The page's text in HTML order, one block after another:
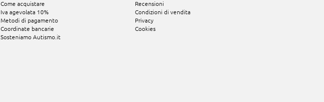
Come acquistare
Iva agevolata 10%
Metodi di pagamento
Coordinate bancarie
Sosteniamo Autismo.it
Recensioni
Condizioni di vendita
Privacy
Cookies